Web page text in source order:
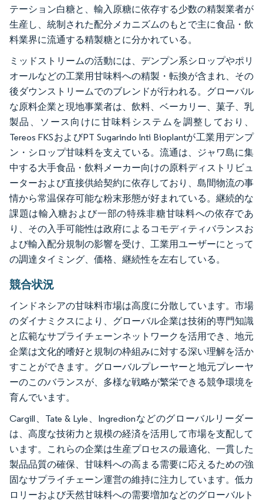
テーション白糖と、輸入原糖に依存する少数の精製業者が
生産し、統制された配分メカニズムのもとで主に食品・飲
料業界に流通する精製糖とに分かれている。
ミッドストリームの活動には、デンプン系シロップやポリ
オールなどの工業用甘味料への精製・転換が含まれ、その
後ダウンストリームでのブレンドが行われる。グローバル
な原料企業と現地事業者は、飲料、ベーカリー、菓子、乳
製品、ソース向けに甘味料システムを調整しており、
Tereos FKSおよびPT Sugarindo Inti Bioplantが工業用デンプ
ン・シロップ甘味料を支えている。流通は、ジャワ島に集
中する大手食品・飲料メーカー向けの原料ディストリビュ
ーターおよび直接供給契約に依存しており、島間物流の事
情から常温保存可能な粉末形態が好まれている。継続的な
課題は輸入糖および一部の特殊非糖甘味料への依存であ
り、その入手可能性は政府によるコモディティバランスお
よび輸入配分規制の影響を受け、工業用ユーザーにとって
の調達タイミング、価格、継続性を左右している。
競合状況
インドネシアの甘味料市場は高度に分散しています。市場
のダイナミクスにより、グローバル企業は技術的専門知識
と広範なサプライチェーンネットワークを活用でき、地元
企業は文化的嗜好と規制の枠組みに対する深い理解を活か
すことができます。グローバルプレーヤーと地元プレーヤ
ーのこのバランスが、多様な戦略が繁栄できる競争環境を
育んでいます。
Cargill、Tate & Lyle、Ingredionなどのグローバルリーダー
は、高度な技術力と規模の経済を活用して市場を支配して
います。これらの企業は生産プロセスの最適化、一貫した
製品品質の確保、甘味料への高まる需要に応えるための強
固なサプライチェーン運営の維持に注力しています。低カ
ロリーおよび天然甘味料への需要増加などのグローバルト